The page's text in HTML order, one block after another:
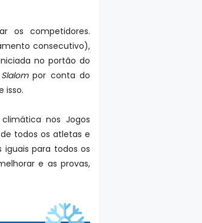
os competidores.
consecutivo),
no portão do
Slalompor conta do
isso.
nos Jogos
todos os atletas e
para todos os
e as provas,